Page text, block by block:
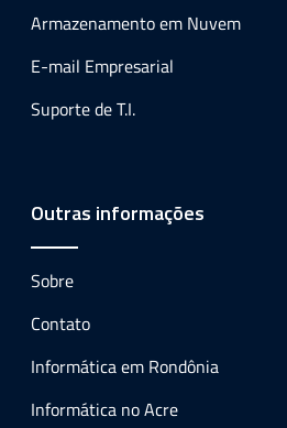
Armazenamento em Nuvem
E-mail Empresarial
Suporte de T.I.
Outras informações
Sobre
Contato
Informática em Rondônia
Informática no Acre